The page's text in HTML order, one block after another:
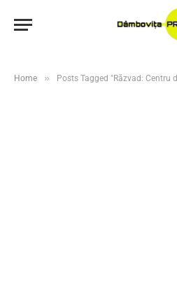
Home » Posts Tagged "Răzvad: Centru de zi